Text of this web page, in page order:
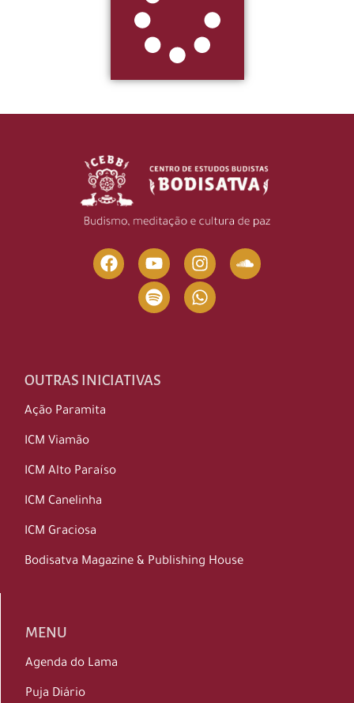
OUTRAS INICIATIVAS
Ação Paramita
ICM Viamão
ICM Alto Paraíso
ICM Canelinha
ICM Graciosa
Bodisatva Magazine & Publishing House
MENU
Agenda do Lama
Puja Diário